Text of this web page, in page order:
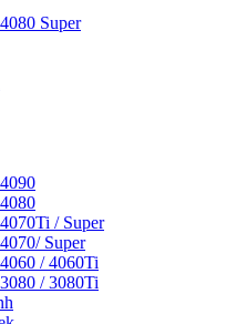
Super
/ Super
Super
/ 4060Ti
/ 3080Ti